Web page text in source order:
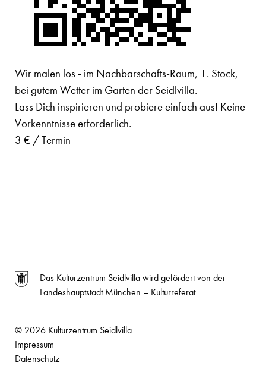
Wir malen los - im Nachbarschafts-Raum, 1. Stock,
bei gutem Wetter im Garten der Seidlvilla.
Lass Dich inspirieren und probiere einfach aus! Keine
Vorkenntnisse erforderlich.
3 € / Termin
Das Kulturzentrum Seidlvilla wird gefördert von der
Landeshauptstadt München – Kulturreferat
© 2026 Kulturzentrum Seidlvilla
Impressum
Datenschutz